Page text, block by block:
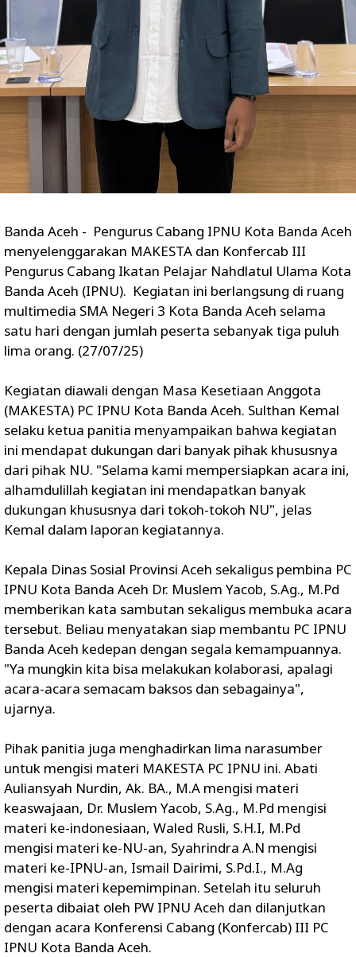
‎Banda Aceh - Pengurus Cabang IPNU Kota Banda Aceh
menyelenggarakan MAKESTA dan Konfercab III
Pengurus Cabang Ikatan Pelajar Nahdlatul Ulama Kota
Banda Aceh (IPNU). Kegiatan ini berlangsung di ruang
multimedia SMA Negeri 3 Kota Banda Aceh selama
satu hari dengan jumlah peserta sebanyak tiga puluh
lima orang. (27/07/25)
‎Kegiatan diawali dengan Masa Kesetiaan Anggota
(MAKESTA) PC IPNU Kota Banda Aceh. Sulthan Kemal
selaku ketua panitia menyampaikan bahwa kegiatan
ini mendapat dukungan dari banyak pihak khususnya
dari pihak NU. "Selama kami mempersiapkan acara ini,
alhamdulillah kegiatan ini mendapatkan banyak
dukungan khususnya dari tokoh-tokoh NU", jelas
Kemal dalam laporan kegiatannya.
Kepala Dinas Sosial Provinsi Aceh sekaligus pembina PC
IPNU Kota Banda Aceh Dr. Muslem Yacob, S.Ag., M.Pd
memberikan kata sambutan sekaligus membuka acara
tersebut. Beliau menyatakan siap membantu PC IPNU
Banda Aceh kedepan dengan segala kemampuannya.
"Ya mungkin kita bisa melakukan kolaborasi, apalagi
acara-acara semacam baksos dan sebagainya",
ujarnya.
‎Pihak panitia juga menghadirkan lima narasumber
untuk mengisi materi MAKESTA PC IPNU ini. Abati
Auliansyah Nurdin, Ak. BA., M.A mengisi materi
keaswajaan, Dr. Muslem Yacob, S.Ag., M.Pd mengisi
materi ke-indonesiaan, Waled Rusli, S.H.I, M.Pd
mengisi materi ke-NU-an, Syahrindra A.N mengisi
materi ke-IPNU-an, Ismail Dairimi, S.Pd.I., M.Ag
mengisi materi kepemimpinan. Setelah itu seluruh
peserta dibaiat oleh PW IPNU Aceh dan dilanjutkan
dengan acara Konferensi Cabang (Konfercab) III PC
IPNU Kota Banda Aceh.